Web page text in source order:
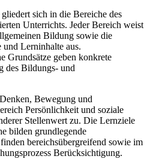
sich in die Bereiche des
Unterrichts. Jeder Bereich weist
Bildung sowie die
und Lerninhalte aus.
Grundsätze geben konkrete
des Bildungs- und
Bewegung und
Persönlichkeit und soziale
Stellenwert zu. Die Lernziele
bilden grundlegende
bereichsübergreifend sowie im
Berücksichtigung.